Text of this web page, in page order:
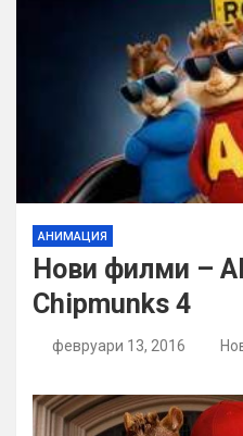
АНИМАЦИЯ
Нови филми –
Chipmunks 4
февруари 13, 2016